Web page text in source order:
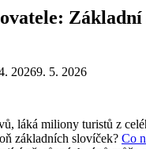
20269. 5. 2026
láká miliony turistů z
základních slovíček? Co